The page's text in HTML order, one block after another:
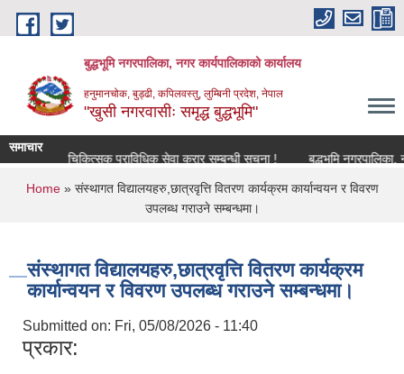
Skip to main content
बुद्धभूमि नगरपालिका, नगर कार्यपालिकाको कार्यालय
हनुमानचोक, बुड्ढी, कपिलवस्तु, लुम्बिनी प्रदेश, नेपाल
"खुसी नगरवासीः समृद्ध बुद्धभूमि"
समाचार
पशु चिकित्सक प्राविधिक सेवा करार सम्बन्धी सूचना !
बुद्धभूमि
You are here
Home» संस्थागत विद्यालयहरु,छात्रवृत्ति वितरण कार्यक्रम कार्यान्वयन र विवरण
उपलब्ध गराउने सम्बन्धमा।
संस्थागत विद्यालयहरु,छात्रवृत्ति वितरण कार्यक्रम
कार्यान्वयन र विवरण उपलब्ध गराउने सम्बन्धमा।
Submitted on: Fri, 05/08/2026 - 11:40
प्रकार: